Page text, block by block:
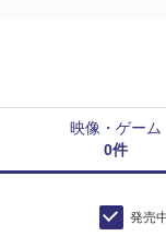
映像・ゲーム
0件
発売